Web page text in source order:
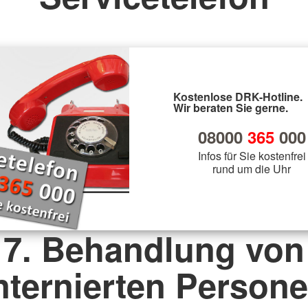
Kostenlose DRK-Hotline.
Wir beraten Sie gerne.
08000 365000
Infos für Sie kostenfrei
rund um die Uhr
7. Behandlung von